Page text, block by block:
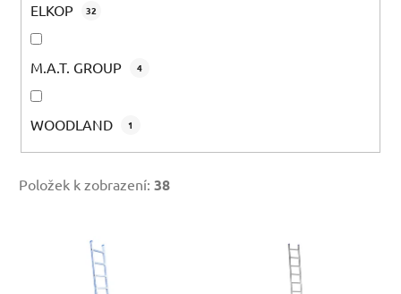
ELKOP 32
M.A.T. GROUP 4
WOODLAND 1
Položek k zobrazení: 38